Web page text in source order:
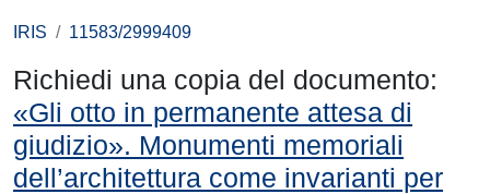
IRIS 11583/2999409
Richiedi una copia del documento:
«Gli otto in permanente attesa di
giudizio». Monumenti memoriali
dell’architettura come invarianti per